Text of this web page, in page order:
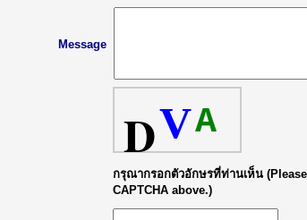
Message
DVA
กรุณากรอกตัวอักษรที่ท่านเห็น
CAPTCHA above.)